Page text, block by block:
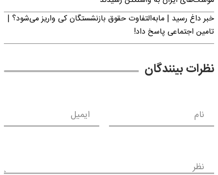
خبر داغ رسید | مابه‌التفاوت حقوق بازنشستگان کی واریز می‌شود؟ |
تامین اجتماعی پاسخ داد!
نظرات بینندگان
نام ایمیل
نظر